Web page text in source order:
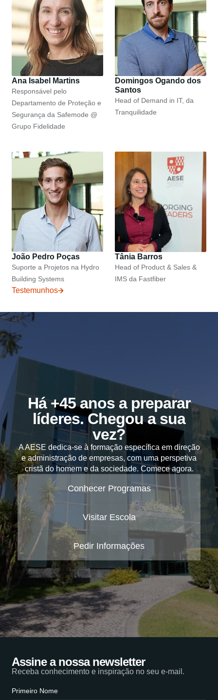
Ana Isabel Martins
Responsável pelo
Departamento de Proteção e
Segurança da Safemode @
Grupo Fidelidade
Domingos Ogando dos
Santos
Head of Demand in IT, da
Tranquilidade
João Pedro Poças
Suporte a Projetos na Hydro
Building Systems
Tânia Barros
Head of Product & Sales &
IMS da Fastfiber
Testemunhos
Há +45 anos a preparar
líderes. Chegou a sua
vez?
A AESE dedica-se à formação específica em direção
e administração de empresas, com uma perspetiva
cristã do homem e da sociedade. Comece agora.
Conhecer Programas
Visitar Escola
Pedir Informações
Assine a nossa newsletter
Receba conhecimento e inspiração no seu e-mail.
Primeiro Nome